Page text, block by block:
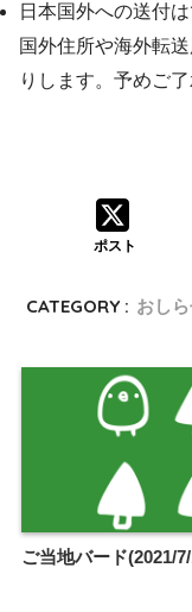
日本国外への送付
国外住所や海外転
りします。予めご了
ポスト
CATEGORY : おし
ご当地バード(2021/